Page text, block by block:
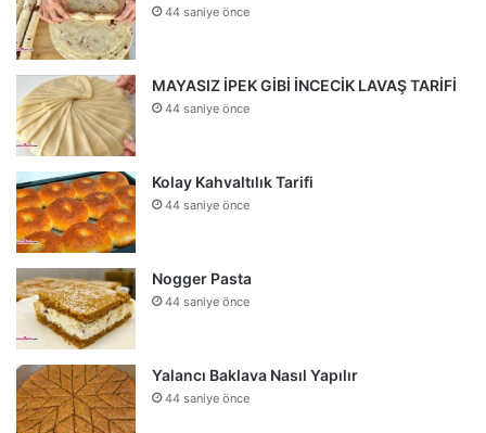
44 saniye önce
MAYASIZ İPEK GİBİ İNCECİK LAVAŞ TARİFİ
44 saniye önce
Kolay Kahvaltılık Tarifi
44 saniye önce
Nogger Pasta
44 saniye önce
Yalancı Baklava Nasıl Yapılır
44 saniye önce